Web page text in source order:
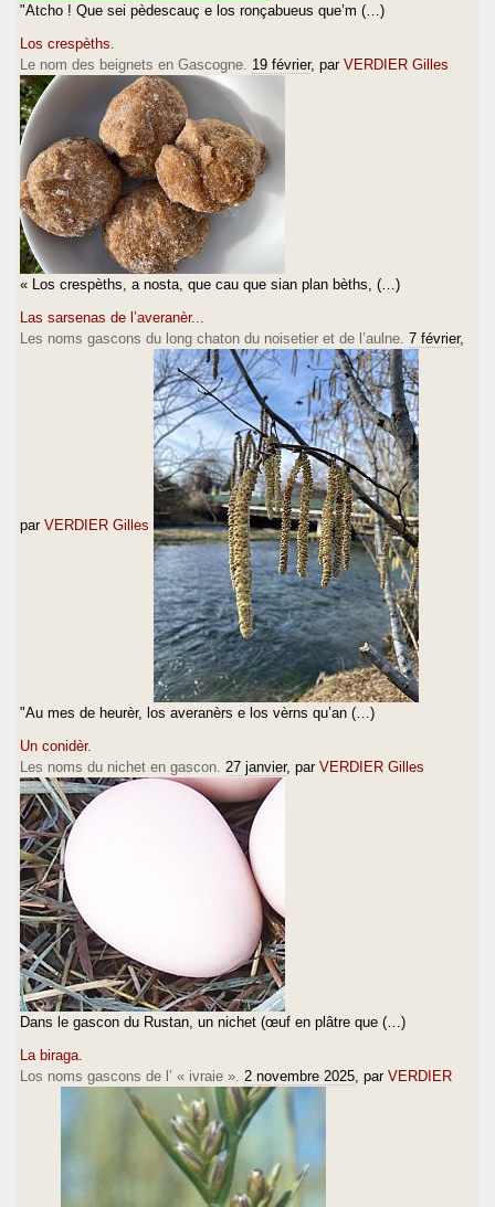
"Atcho ! Que sei pèdescauç e los ronçabueus que’m (…)
Los crespèths.
Le nom des beignets en Gascogne. 19 février, par VERDIER Gilles
« Los crespèths, a nosta, que cau que sian plan bèths, (…)
Las sarsenas de l’averanèr...
Les noms gascons du long chaton du noisetier et de l’aulne. 7 février,
par VERDIER Gilles
"Au mes de heurèr, los averanèrs e los vèrns qu’an (…)
Un conidèr.
Les noms du nichet en gascon. 27 janvier, par VERDIER Gilles
Dans le gascon du Rustan, un nichet (œuf en plâtre que (…)
La biraga.
Los noms gascons de l’ « ivraie ». 2 novembre 2025 , par VERDIER